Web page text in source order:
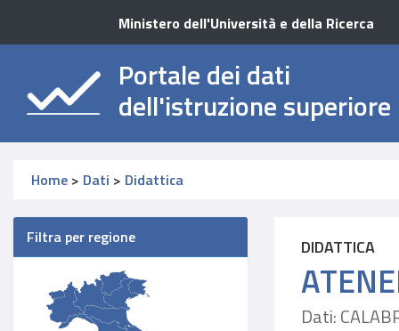
Ministero dell'Università e della Ricerca
Portale dei dati
dell'istruzione superiore
Home > Dati > Didattica
Filtra per regione DIDATTICA
Dati: